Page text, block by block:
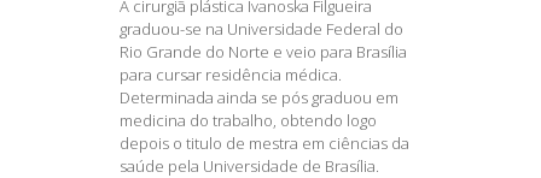
A cirurgiã plástica Ivanoska Filgueira
graduou-se na Universidade Federal do
Rio Grande do Norte e veio para Brasília
para cursar residência médica.
Determinada ainda se pós graduou em
medicina do trabalho, obtendo logo
depois o titulo de mestra em ciências da
saúde pela Universidade de Brasília.